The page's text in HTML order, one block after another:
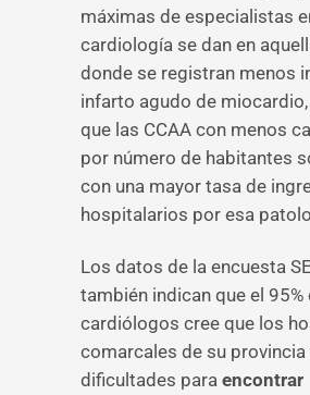
máximas de especialistas
cardiología se dan en
donde se registran menos
infarto agudo de
que las CCAA con menos
por número de habitantes
con una mayor tasa de
hospitalarios por esa
Los datos de la encuesta
también indican que el 95%
cardiólogos cree que los
comarcales de su provincia
dificultades para encontrar